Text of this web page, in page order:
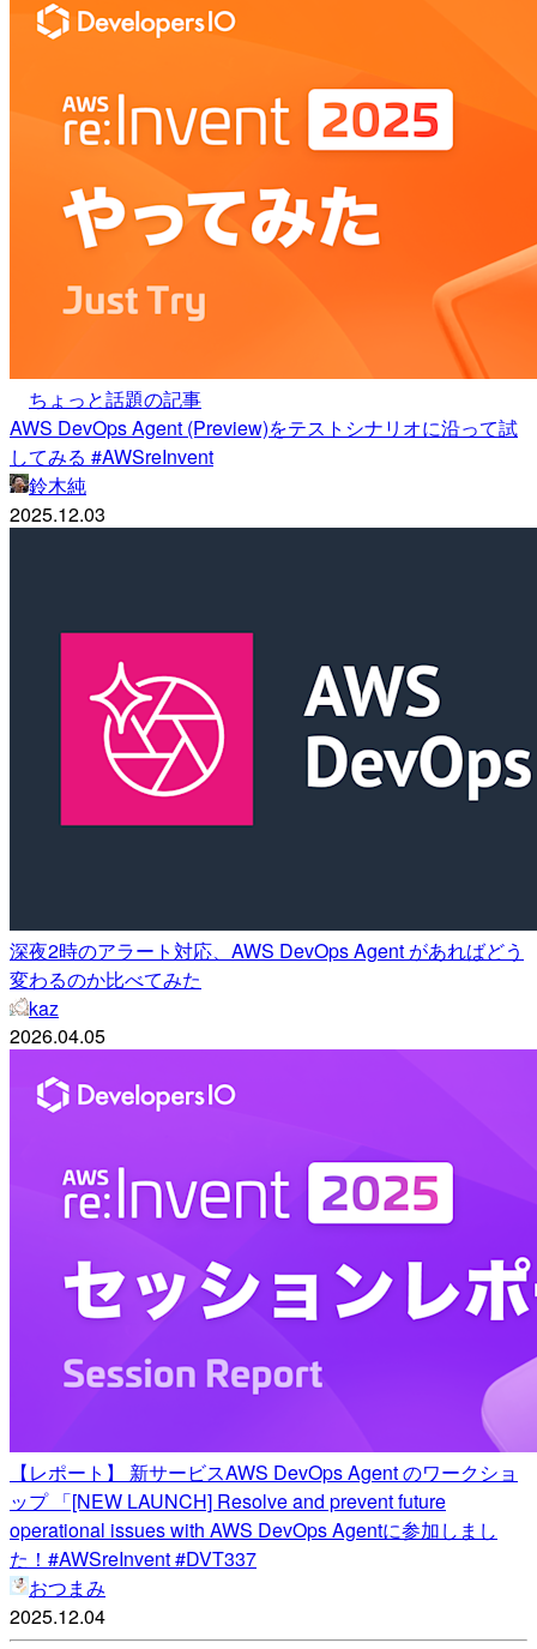
ちょっと話題の記事
AWS DevOps Agent (Preview)をテストシナリオに沿って試
してみる #AWSreInvent
鈴木純
2025.12.03
深夜2時のアラート対応、AWS DevOps Agent があればどう
変わるのか比べてみた
kaz
2026.04.05
【レポート】 新サービスAWS DevOps Agent のワークショ
ップ 「[NEW LAUNCH] Resolve and prevent future
operational issues with AWS DevOps Agentに参加しまし
た！#AWSreInvent #DVT337
おつまみ
2025.12.04